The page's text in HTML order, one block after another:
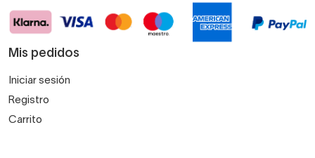
Mis pedidos
Iniciar sesión
Registro
Carrito